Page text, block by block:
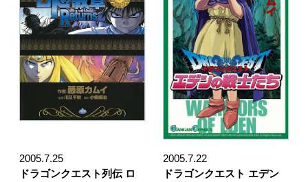
2005.7.25
ドラゴンクエスト列伝 ロ
2005.7.22
ドラゴンクエスト エデン